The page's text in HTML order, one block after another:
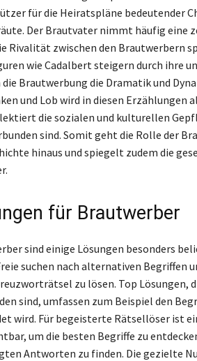
für die Heiratspläne bedeutender
Der Brautvater nimmt häufig eine
Rivalität zwischen den Brautwerbern
wie Cadalbert steigern durch ihre
Brautwerbung die Dramatik und
und Lob wird in diesen Erzählungen
die sozialen und kulturellen
sind. Somit geht die Rolle der
hinaus und spiegelt zudem die
für Brautwerber
sind einige Lösungen besonders
suchen nach alternativen Begriffen
zu lösen. Top Lösungen,
sind, umfassen zum Beispiel den
wird. Für begeisterte Rätsellöser ist
um die besten Begriffe zu
Antworten zu finden. Die gezielte